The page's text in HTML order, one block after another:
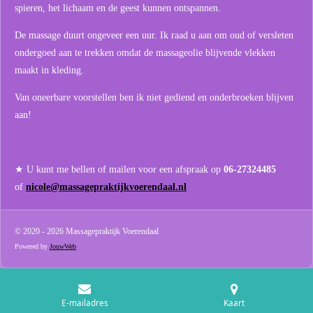
spieren, het lichaam en de geest kunnen ontspannen.
De massage duurt ongeveer een uur. Ik raad u aan om oud of versleten
ondergoed aan te trekken omdat de massageolie blijvende vlekken
maakt in kleding.
Van oneerbare voorstellen ben ik niet gediend en onderbroeken blijven
aan!
★ U kunt me bellen of mailen voor een afspraak op 06-27324485
of nicole@massagepraktijkvoerendaal.nl
© 2020 - 2026 Massagepraktijk Voerendaal
Powered by JouwWeb
E-mailadres Kaart